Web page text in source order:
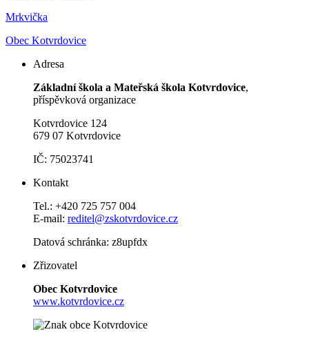
Mrkvička
Obec Kotvrdovice
Adresa
Základní škola a Mateřská škola Kotvrdovice,
příspěvková organizace
Kotvrdovice 124
679 07 Kotvrdovice
IČ: 75023741
Kontakt
Tel.: +420 725 757 004
E-mail: reditel@zskotvrdovice.cz
Datová schránka: z8upfdx
Zřizovatel
Obec Kotvrdovice
www.kotvrdovice.cz